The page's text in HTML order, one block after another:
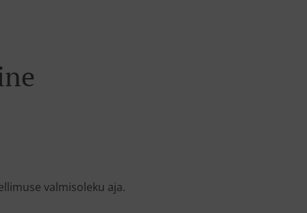
valmisoleku aja.